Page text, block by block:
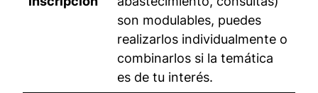
son modulables, puedes
realizarlos individualmente o
combinarlos si la temática
es de tu interés.